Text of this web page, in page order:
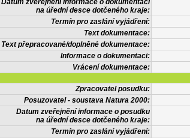
Datum zveřejnění informace o dokumentaci
na úřední desce dotčeného kraje:
Termín pro zaslání vyjádření:
Text dokumentace:
Text přepracované/doplněné dokumentace:
Informace o dokumentaci:
Vrácení dokumentace:
Zpracovatel posudku:
Posuzovatel - soustava Natura 2000:
Datum zveřejnění informace o posudku
na úřední desce dotčeného kraje:
Termín pro zaslání vyjádření: